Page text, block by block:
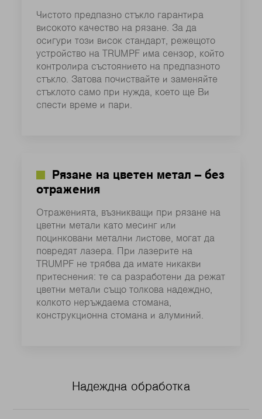
Чистото предпазно стъкло гарантира
високото качество на рязане. За да
осигури този висок стандарт, режещото
устройство на TRUMPF има сензор, който
контролира състоянието на предпазното
стъкло. Затова почиствайте и заменяйте
стъклото само при нужда, което ще Ви
спести време и пари.
Рязане на цветен метал – без
отражения
Отраженията, възникващи при рязане на
цветни метали като месинг или
поцинковани метални листове, могат да
повредят лазера. При лазерите на
TRUMPF не трябва да имате никакви
притеснения: те са разработени да режат
цветни метали също толкова надеждно,
колкото неръждаема стомана,
конструкционна стомана и алуминий.
Надеждна обработка